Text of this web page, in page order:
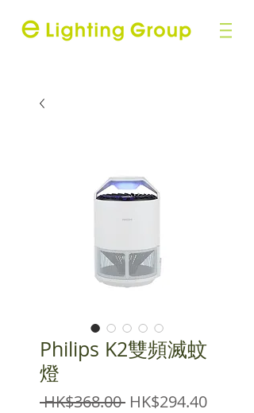
Philips K2雙頻滅蚊
燈
HK$368.00 一HK$294.40促